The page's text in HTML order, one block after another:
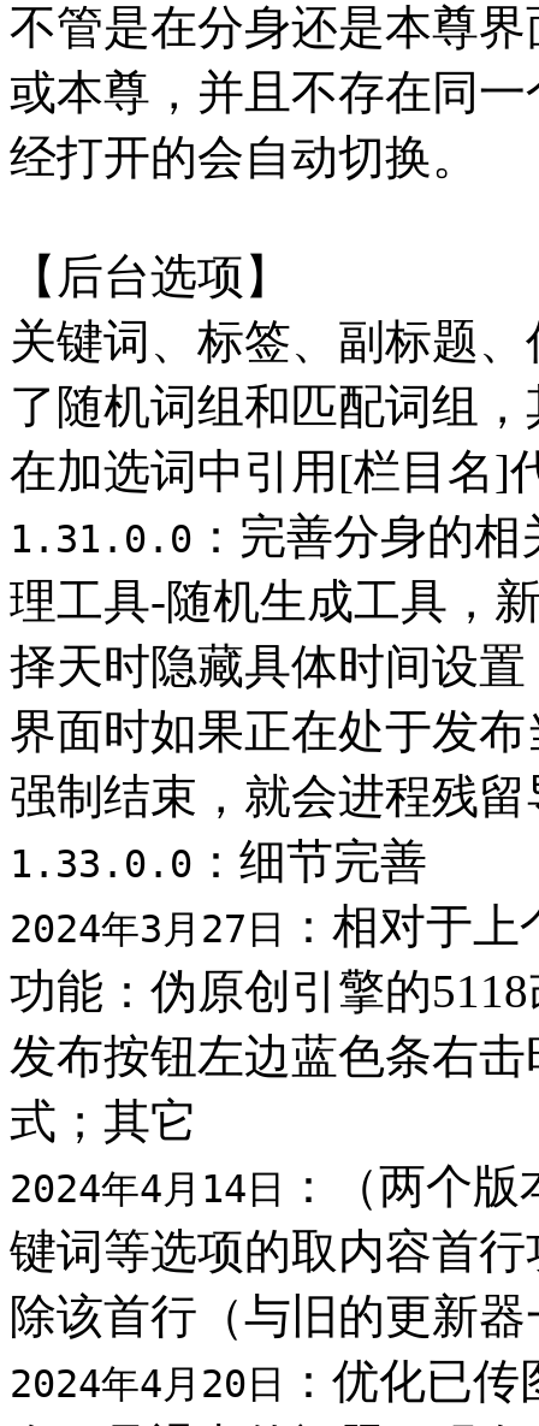
不管是在分身还是本尊
或本尊，并且不存在同
经打开的会自动切换。
【后台选项】
关键词、标签、副标题
了随机词组和匹配词组
在加选词中引用[栏目名]
1.31.0.0 ：完善分身的
理工具-随机生成工具，
择天时隐藏具体时间设
界面时如果正在处于发
强制结束，就会进程残
1.33.0.0 ：细节完善
2024年3月27日
：相对于
功能：伪原创引擎的
发布按钮左边蓝色条右
式；其它
2024年4月14日
：（两个
键词等选项的取内容首
除该首行（与旧的更新
2024年4月20日
：优化已